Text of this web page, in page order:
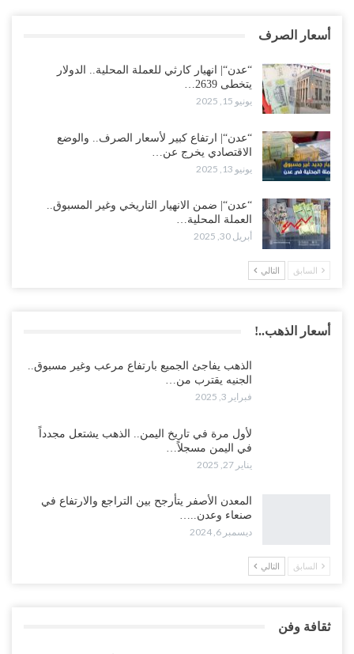
أسعار الصرف
“عدن“| انهيار كارثي للعملة المحلية.. الدولار
يتخطى 2639…
يونيو 15, 2025
“عدن“| ارتفاع كبير لأسعار الصرف.. والوضع
الاقتصادي يخرج عن…
يونيو 13, 2025
“عدن“| ضمن الانهيار التاريخي وغير المسبوق..
العملة المحلية…
أبريل 30, 2025
السابق التالي
أسعار الذهب..!
الذهب يفاجئ الجميع بارتفاع مرعب وغير مسبوق..
الجنيه يقترب من…
فبراير 3, 2025
لأول مرة في تاريخ اليمن.. الذهب يشتعل مجدداً
في اليمن مسجلاً…
يناير 27, 2025
المعدن الأصفر يتأرجح بين التراجع والارتفاع في
صنعاء وعدن..…
ديسمبر 6, 2024
السابق التالي
ثقافة وفن